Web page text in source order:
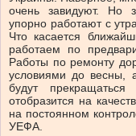
очень завидуют. Но
упорно работают с
Что касается
работаем по
Работы по ремонту
условиями до весны,
будут
отобразится на
на постоянном
УЕФА.